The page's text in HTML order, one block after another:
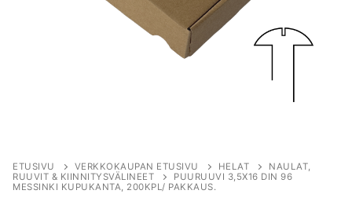
ETUSIVU VERKKOKAUPAN ETUSIVU HELAT
NAULAT,
RUUVIT & KIINNITYSVÄLINEET
PUURUUVI 3,5X16 DIN 96
MESSINKI KUPUKANTA, 200KPL/ PAKKAUS.